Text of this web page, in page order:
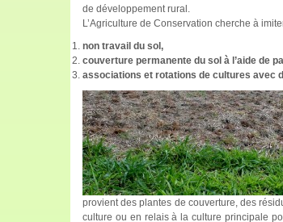
de développement rural.
L’Agriculture de Conservation cherche à
non travail du sol,
couverture permanente du sol à l’aide de
associations et rotations de cultures avec
provient des plantes de couverture, des
culture ou en relais à la culture principale